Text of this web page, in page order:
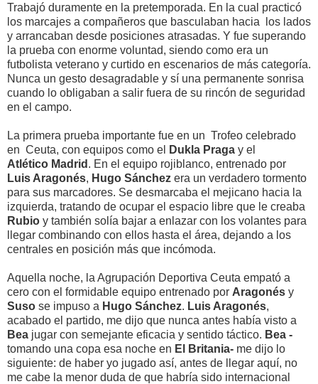
Trabajó duramente en la pretemporada. En la cual practicó
los marcajes a compañeros que basculaban hacia los lados
y arrancaban desde posiciones atrasadas. Y fue superando
la prueba con enorme voluntad, siendo como era un
futbolista veterano y curtido en escenarios de más categoría.
Nunca un gesto desagradable y sí una permanente sonrisa
cuando lo obligaban a salir fuera de su rincón de seguridad
en el campo.
La primera prueba importante fue en un Trofeo celebrado
en Ceuta, con equipos como el
Dukla Praga y el
Atlético Madrid . En el equipo rojiblanco, entrenado por
Luis Aragonés, Hugo Sánchez era un verdadero tormento
para sus marcadores. Se desmarcaba el mejicano hacia la
izquierda, tratando de ocupar el espacio libre que le creaba
Rubio y también solía bajar a enlazar con los volantes para
llegar combinando con ellos hasta el área, dejando a los
centrales en posición más que incómoda.
Aquella noche, la Agrupación Deportiva Ceuta empató a
cero con el formidable equipo entrenado por Aragonés y
Suso se impuso a Hugo Sánchez. Luis Aragonés,
acabado el partido, me dijo que nunca antes había visto a
Bea jugar con semejante eficacia y sentido táctico. Bea -
tomando una copa esa noche en El Britania- me dijo lo
siguiente: de haber yo jugado así, antes de llegar aquí, no
me cabe la menor duda de que habría sido internacional